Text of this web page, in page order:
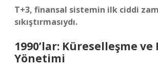
T+3, finansal sistemin ilk ciddi
sıkıştırmasıydı.
1990’lar: Küreselleşme ve
Yönetimi